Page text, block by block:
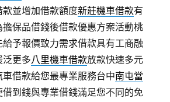
並增加借款額度新莊機車借款有
保品借錢後借款優惠方案活動桃
給予報價致力需求借款具有工商融
泛更多八里機車借款放款快速多元
借款給您最專業服務台中南屯當
到錢與專業借錢滿足您不同的免